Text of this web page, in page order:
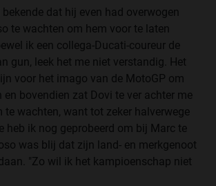
dat hij even had overwogen
te wachten om hem voor te laten
ik een collega-Ducati-coureur de
gun, leek het me niet verstandig. Het
voor het imago van de MotoGP om
en bovendien zat Dovi te ver achter me
te wachten, want tot zeker halverwege
heb ik nog geprobeerd om bij Marc te
was blij dat zijn land- en merkgenoot
"Zo wil ik het kampioenschap niet